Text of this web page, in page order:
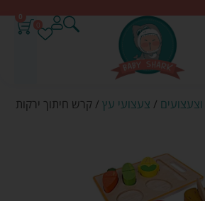
0
/ צעצועי עץ / קרש חיתוך ירקות